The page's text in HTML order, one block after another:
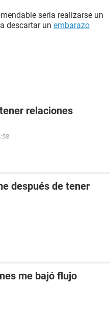
seria realizarse un
descartar un embarazo
relaciones
después de tener
me bajó flujo